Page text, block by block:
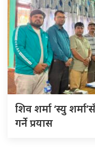
शिव शर्मा ‘स्यु
गर्ने प्रयास